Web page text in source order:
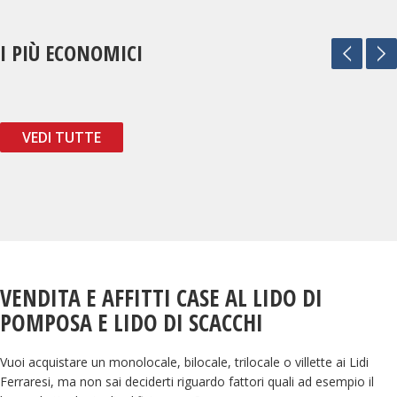
I PIÙ ECONOMICI
VEDI TUTTE
VENDITA E AFFITTI CASE AL LIDO DI
POMPOSA E LIDO DI SCACCHI
Vuoi acquistare un monolocale, bilocale, trilocale o villette ai Lidi
Ferraresi, ma non sai deciderti riguardo fattori quali ad esempio il